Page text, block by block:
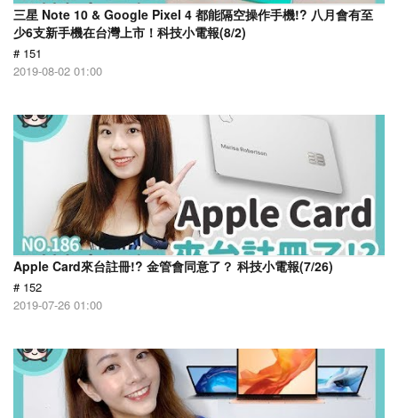
三星 Note 10 & Google Pixel 4 都能隔空操作手機!? 八月會有至
少6支新手機在台灣上市！科技小電報(8/2)
# 151
2019-08-02 01:00
Apple Card來台註冊!? 金管會同意了？ 科技小電報(7/26)
# 152
2019-07-26 01:00